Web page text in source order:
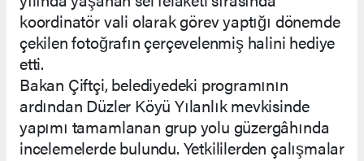
koordinatör vali olarak görev yaptığı dönemde
çekilen fotoğrafın çerçevelenmiş halini hediye
etti.
Bakan Çiftçi, belediyedeki programının
ardından Düzler Köyü Yılanlık mevkisinde
yapımı tamamlanan grup yolu güzergâhında
incelemelerde bulundu. Yetkililerden çalışmalar